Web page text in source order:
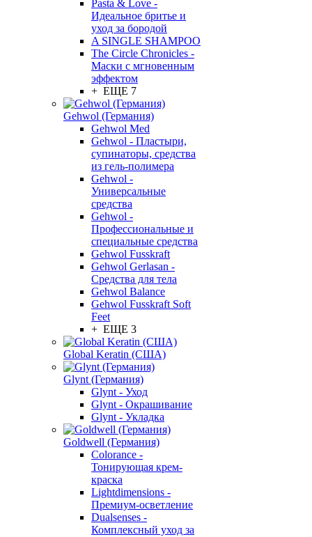
Pasta & Love -
Идеальное бритье и
уход за бородой
A SINGLE SHAMPOO
The Circle Chronicles -
Маски с мгновенным
эффектом
+ ЕЩЕ 7
Gehwol (Германия)
Gehwol Med
Gehwol - Пластыри,
супинаторы, средства
из гель-полимера
Gehwol -
Универсальные
средства
Gehwol -
Профессиональные и
специальные средства
Gehwol Fusskraft
Gehwol Gerlasan -
Средства для тела
Gehwol Balance
Gehwol Fusskraft Soft
Feet
+ ЕЩЕ 3
Global Keratin (США)
Glynt (Германия)
Glynt - Уход
Glynt - Окрашивание
Glynt - Укладка
Goldwell (Германия)
Colorance -
Тонирующая крем-
краска
Lightdimensions -
Премиум-осветление
Dualsenses -
Комплексный уход за